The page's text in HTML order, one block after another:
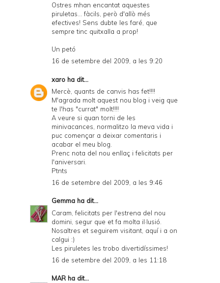
Ostres mhan encantat aquestes
piruletas... fàcils, però d'allò més
efectives! Sens dubte les faré, que
sempre tinc quitxalla a prop!
Un petó
16 de setembre del 2009, a les 9:20
xaro ha dit...
Mercè, quants de canvis has fet!!!!
M'agrada molt aquest nou blog i veig que
te l'has "currat" molt!!!!
A veure si quan torni de les
minivacances, normalitzo la meva vida i
puc començar a deixar comentaris i
acabar el meu blog.
Prenc nota del nou enllaç i felicitats per
l'aniversari.
Ptnts
16 de setembre del 2009, a les 9:46
Gemma ha dit...
Caram, felicitats per l'estrena del nou
domini, segur que et fa molta il·lusió.
Nosaltres et seguirem visitant, aquí i a on
calgui :)
Les piruletes les trobo divertidíssimes!
16 de setembre del 2009, a les 11:18
MAR ha dit...